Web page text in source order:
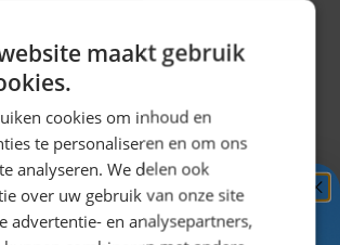
maakt gebruik
cookies om inhoud en
te personaliseren en om ons
analyseren. We delen ook
over uw gebruik van onze site
advertentie- en analysepartners,
Ontvang5%